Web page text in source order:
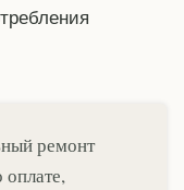
ремонт